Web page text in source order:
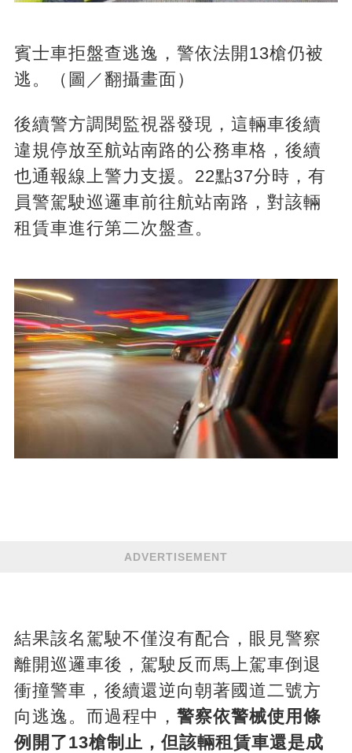
賓士車拒盤查逃逸，警依法開13槍仍被
逃。（圖／翻攝畫面）
後續警方調閱監視器發現，這輛車後續
違規停放至航站南路的公務車格，後續
也通報線上警力支援。22點37分時，有
員警駕駛巡邏車前往航站南路，對該輛
租賃車進行第二次盤查。
ADVERTISEMENT
結果該名駕駛不僅沒有配合，眼見警察
離開巡邏車後，駕駛反而馬上駕車倒退
衝撞警車，後續還逆向朝著國道二號方
向逃逸。而過程中， 警察依警械使用條
例開了13槍制止，但該輛租賃車還是成